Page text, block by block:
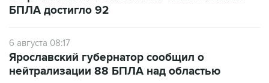
БПЛА достигло 92
6 августа 08:17
Ярославский губернатор сообщил о
нейтрализации 88 БПЛА над областью